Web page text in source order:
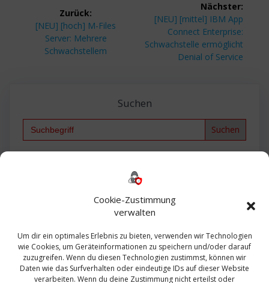
Cookie-Zustimmung
verwalten
Um dir ein optimales Erlebnis zu bieten, verwenden wir Technologien
wie Cookies, um Geräteinformationen zu speichern und/oder darauf
zuzugreifen. Wenn du diesen Technologien zustimmst, können wir
Daten wie das Surfverhalten oder eindeutige IDs auf dieser Website
verarbeiten. Wenn du deine Zustimmung nicht erteilst oder
Zurück:
Vorheriger
Beitrag:
[NEU] [hoch] M-Files
Server: Mehrere
Schwachstellem
Nächster:
Nächster
Beitrag:
[NEU] [mittel] IBM App
Connect Enterprise:
Schwachstelle ermöglicht
Denial of Service
Suchen
Search
Bautagebuch
Exchange firewall Fritzbox
Microsoft
Sanierung SBS Security Server Sicherheit
Sicherung SIEM Sophos SSL Ubuntu
Update Upgrade UTM VCenter VCSA Veeam